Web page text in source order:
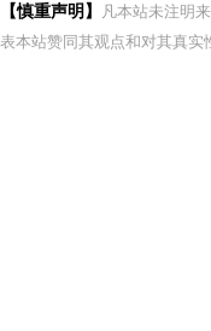
【慎重声明】
凡本站未注明
表本站赞同其观点和对其真